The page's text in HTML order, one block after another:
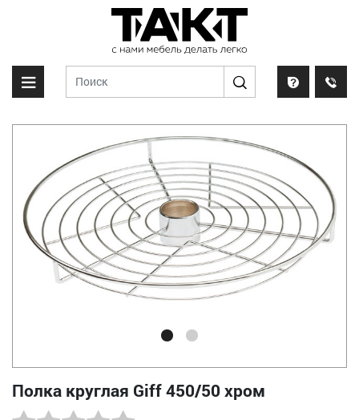
Полка круглая Giff 450/50 хром